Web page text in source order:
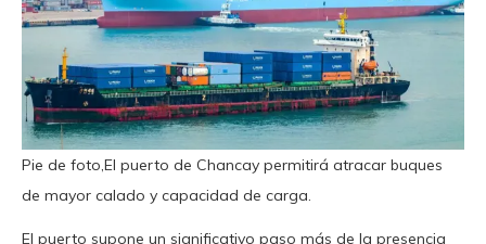
Pie de foto,El puerto de Chancay permitirá atracar buques
de mayor calado y capacidad de carga.
El puerto supone un significativo paso más de la presencia